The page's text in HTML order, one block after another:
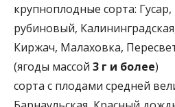
крупноплодные сорта:
рубиновый,
Киржач, Малаховка,
(ягоды массой 3 г и более)
сорта с плодами средней